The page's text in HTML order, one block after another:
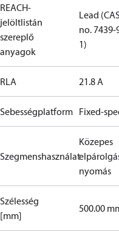
REACH-
jelöltlistán
szereplő
anyagok
Lead
no. 7439-
1)
RLA 21.8 A
Sebességplatform Fixed-
Szegmenshasználat
Közepes
nyomás
Szélesség
[mm]
500.00